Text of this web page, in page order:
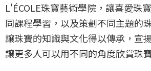
L'ÉCOLE珠寶藝術學院，讓喜愛珠
同課程學習，以及策劃不同主題的
讓珠寶的知識與文化得以傳承，宣
讓更多人可以用不同的角度欣賞珠